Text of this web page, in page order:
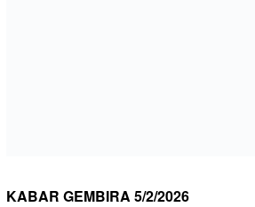
KABAR GEMBIRA 5/2/2026